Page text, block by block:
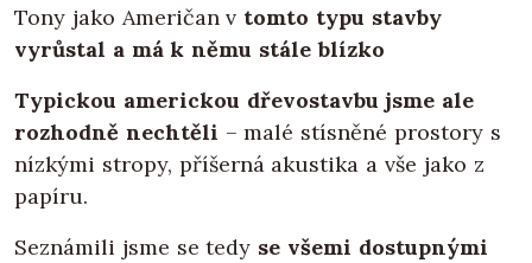
Tony jako Američan v tomto typu stavby
vyrůstal a má k němu stále blízko
Typickou americkou dřevostavbu jsme ale
rozhodně nechtěli – malé stísněné prostory s
nízkými stropy, příšerná akustika a vše jako z
papíru.
Seznámili jsme se tedy se všemi dostupnými